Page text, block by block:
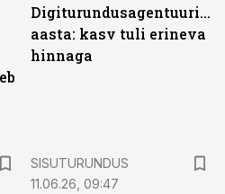
Digiturundusagentuuride
aasta: kasv tuli erineva
hinnaga
SISUTURUNDUS
11.06.26, 09:47